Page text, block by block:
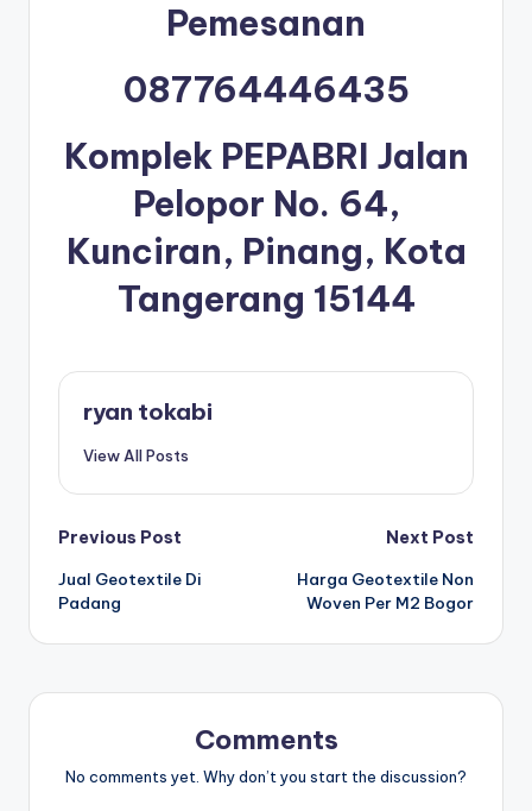
Pemesanan
087764446435
Komplek PEPABRI Jalan
Pelopor No. 64,
Kunciran, Pinang, Kota
Tangerang 15144
ryan tokabi
View All Posts
Post
navigation
Previous Post
Jual Geotextile Di
Padang
Next Post
Harga Geotextile Non
Woven Per M2 Bogor
Comments
No comments yet. Why don’t you start the discussion?